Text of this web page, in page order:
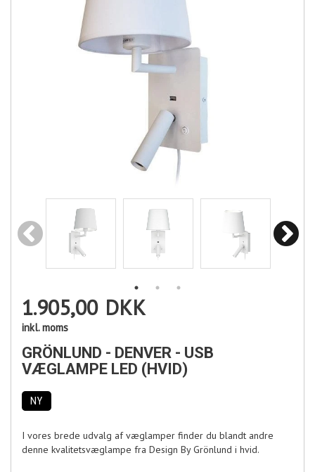
1.905,00 DKK
inkl. moms
GRÖNLUND - DENVER - USB
VÆGLAMPE LED (HVID)
NY
I vores brede udvalg af væglamper finder du blandt andre
denne kvalitetsvæglampe fra Design By Grönlund i hvid.